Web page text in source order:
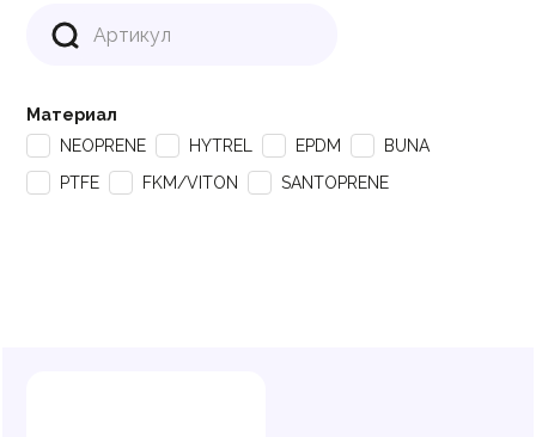
Материал
NEOPRENE
HYTREL EPDM
BUNA
PTFE
FKM/VITON SANTOPRENE